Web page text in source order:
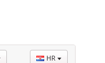
HR